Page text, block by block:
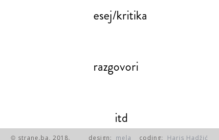
esej/kritika
razgovori
itd
© strane.ba, 2018. design: mela coding: Haris Hadžić